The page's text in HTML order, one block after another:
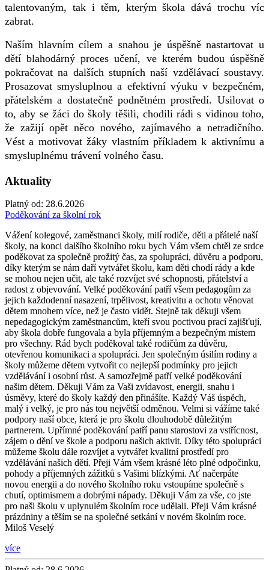
talentovaným, tak i těm, kterým škola dává trochu víc
zabrat.
Naším hlavním cílem a snahou je úspěšně nastartovat u
dětí blahodárný proces učení, ve kterém budou úspěšně
pokračovat na dalších stupních naší vzdělávací soustavy.
Prosazovat smysluplnou a efektivní výuku v bezpečném,
přátelském a dostatečně podnětném prostředí. Usilovat o
to, aby se žáci do školy těšili, chodili rádi s vidinou toho,
že zažijí opět něco nového, zajímavého a netradičního.
Vést a motivovat žáky vlastním příkladem k aktivnímu a
smysluplnému trávení volného času.
Aktuality
Platný od: 28.6.2026
Poděkování za školní rok
Vážení kolegové, zaměstnanci školy, milí rodiče, děti a přátelé naší
školy, na konci dalšího školního roku bych Vám všem chtěl ze srdce
poděkovat za společně prožitý čas, za spolupráci, důvěru a podporu,
díky kterým se nám daří vytvářet školu, kam děti chodí rády a kde
se mohou nejen učit, ale také rozvíjet své schopnosti, přátelství a
radost z objevování. Velké poděkování patří všem pedagogům za
jejich každodenní nasazení, trpělivost, kreativitu a ochotu věnovat
dětem mnohem více, než je často vidět. Stejně tak děkuji všem
nepedagogickým zaměstnancům, kteří svou poctivou prací zajišťují,
aby škola dobře fungovala a byla příjemným a bezpečným místem
pro všechny. Rád bych poděkoval také rodičům za důvěru,
otevřenou komunikaci a spolupráci. Jen společným úsilím rodiny a
školy můžeme dětem vytvořit co nejlepší podmínky pro jejich
vzdělávání i osobní růst. A samozřejmě patří velké poděkování
našim dětem. Děkuji Vám za Vaši zvídavost, energii, snahu i
úsměvy, které do školy každý den přinášíte. Každý Váš úspěch,
malý i velký, je pro nás tou největší odměnou. Velmi si vážíme také
podpory naší obce, která je pro školu dlouhodobě důležitým
partnerem. Upřímné poděkování patří panu starostovi za vstřícnost,
zájem o dění ve škole a podporu našich aktivit. Díky této spolupráci
můžeme školu dále rozvíjet a vytvářet kvalitní prostředí pro
vzdělávání našich dětí. Přeji Vám všem krásné léto plné odpočinku,
pohody a příjemných zážitků s Vašimi blízkými. Ať načerpáte
novou energii a do nového školního roku vstoupíme společně s
chutí, optimismem a dobrými nápady. Děkuji Vám za vše, co jste
pro naši školu v uplynulém školním roce udělali. Přeji Vám krásné
prázdniny a těším se na společné setkání v novém školním roce.
Miloš Veselý
více